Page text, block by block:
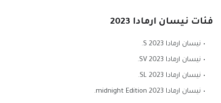
فئات نيسان ارمادا 2023
نيسان ارمادا S 2023.
نيسان ارمادا SV 2023.
نيسان ارمادا SL 2023.
نيسان ارمادا midnight Edition 2023.